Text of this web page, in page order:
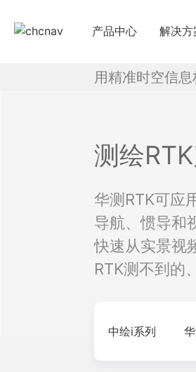
产品中心 解决方
下载
服务
售前问
行业
帮助
用精准时空信
测绘
华测RTK可应
导航、惯导和
快速从实景视
RTK测不到的
中绘i系列